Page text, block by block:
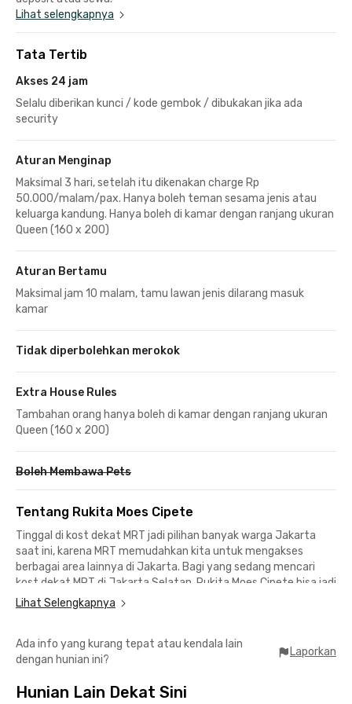
Lihat selengkapnya
Tata Tertib
Akses 24 jam
Selalu diberikan kunci / kode gembok / dibukakan jika ada
security
Aturan Menginap
Maksimal 3 hari, setelah itu dikenakan charge Rp
50.000/malam/pax. Hanya boleh teman sesama jenis atau
keluarga kandung. Hanya boleh di kamar dengan ranjang ukuran
Queen (160 x 200)
Aturan Bertamu
Maksimal jam 10 malam, tamu lawan jenis dilarang masuk
kamar
Tidak diperbolehkan merokok
Extra House Rules
Tambahan orang hanya boleh di kamar dengan ranjang ukuran
Queen (160 x 200)
Boleh Membawa Pets
Tentang Rukita Moes Cipete
Tinggal di kost dekat MRT jadi pilihan banyak warga Jakarta
saat ini, karena MRT memudahkan kita untuk mengakses
berbagai area lainnya di Jakarta. Bagi yang sedang mencari
kost dekat MRT di Jakarta Selatan, Rukita Moes Cipete bisa jadi
solusi, karena kost coliving ini berlokasi hanya 10 menit jalan
kaki ke stasiun MRT Cipete.
Lokasi Strategis ke Mall & Pusat Bisnis
📍 10 menit jalan kaki ke Stasiun MRT Cipete
📍 Berdekatan dengan pusat bisnis dan hiburan: Cilandak,
Lihat Selengkapnya
Ada info yang kurang tepat atau kendala lain
dengan hunian ini?
Laporkan
Hunian Lain Dekat Sini